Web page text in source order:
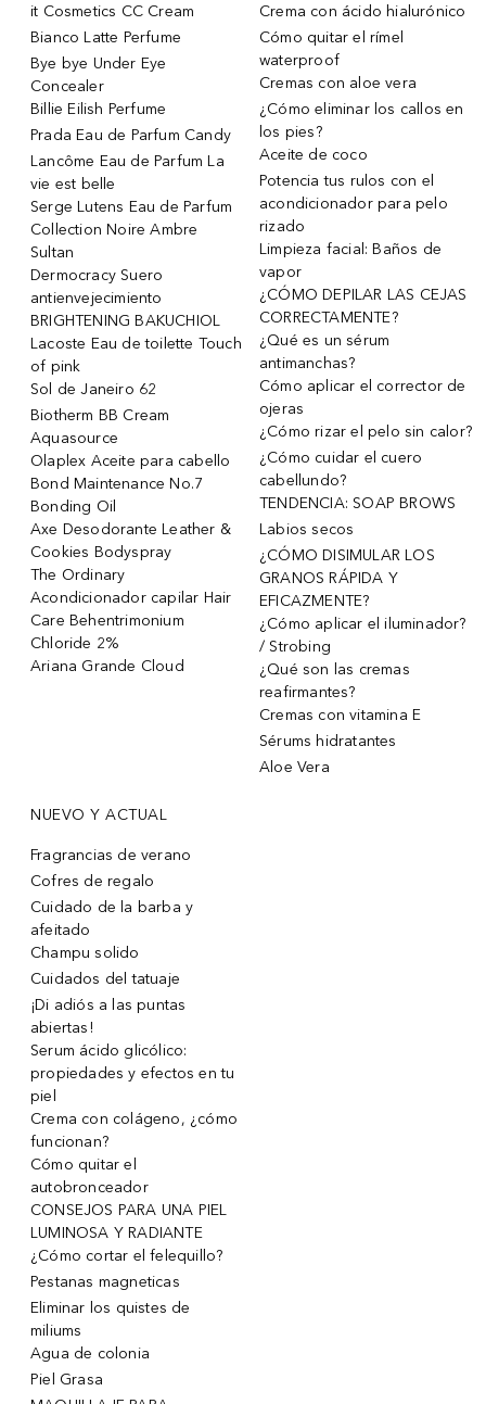
it Cosmetics CC Cream
Bianco Latte Perfume
Bye bye Under Eye
Concealer
Billie Eilish Perfume
Prada Eau de Parfum Candy
Lancôme Eau de Parfum La
vie est belle
Serge Lutens Eau de Parfum
Collection Noire Ambre
Sultan
Dermocracy Suero
antienvejecimiento
BRIGHTENING BAKUCHIOL
Lacoste Eau de toilette Touch
of pink
Sol de Janeiro 62
Biotherm BB Cream
Aquasource
Olaplex Aceite para cabello
Bond Maintenance No.7
Bonding Oil
Axe Desodorante Leather &
Cookies Bodyspray
The Ordinary
Acondicionador capilar Hair
Care Behentrimonium
Chloride 2%
Ariana Grande Cloud
Crema con ácido hialurónico
Cómo quitar el rímel
waterproof
Cremas con aloe vera
¿Cómo eliminar los callos en
los pies?
Aceite de coco
Potencia tus rulos con el
acondicionador para pelo
rizado
Limpieza facial: Baños de
vapor
¿CÓMO DEPILAR LAS CEJAS
CORRECTAMENTE?
¿Qué es un sérum
antimanchas?
Cómo aplicar el corrector de
ojeras
¿Cómo rizar el pelo sin calor?
¿Cómo cuidar el cuero
cabellundo?
TENDENCIA: SOAP BROWS
Labios secos
¿CÓMO DISIMULAR LOS
GRANOS RÁPIDA Y
EFICAZMENTE?
¿Cómo aplicar el iluminador?
/ Strobing
¿Qué son las cremas
reafirmantes?
Cremas con vitamina E
Sérums hidratantes
Aloe Vera
NUEVO Y ACTUAL
Fragrancias de verano
Cofres de regalo
Cuidado de la barba y
afeitado
Champu solido
Cuidados del tatuaje
¡Di adiós a las puntas
abiertas!
Serum ácido glicólico:
propiedades y efectos en tu
piel
Crema con colágeno, ¿cómo
funcionan?
Cómo quitar el
autobronceador
CONSEJOS PARA UNA PIEL
LUMINOSA Y RADIANTE
¿Cómo cortar el felequillo?
Pestanas magneticas
Eliminar los quistes de
miliums
Agua de colonia
Piel Grasa